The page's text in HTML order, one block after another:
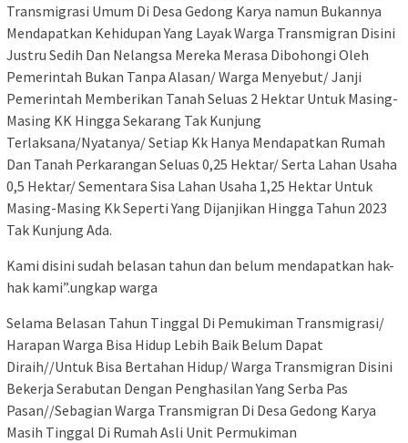
Transmigrasi Umum Di Desa Gedong Karya namun Bukannya
Mendapatkan Kehidupan Yang Layak Warga Transmigran Disini
Justru Sedih Dan Nelangsa Mereka Merasa Dibohongi Oleh
Pemerintah Bukan Tanpa Alasan/ Warga Menyebut/ Janji
Pemerintah Memberikan Tanah Seluas 2 Hektar Untuk Masing-
Masing KK Hingga Sekarang Tak Kunjung
Terlaksana/Nyatanya/ Setiap Kk Hanya Mendapatkan Rumah
Dan Tanah Perkarangan Seluas 0,25 Hektar/ Serta Lahan Usaha
0,5 Hektar/ Sementara Sisa Lahan Usaha 1,25 Hektar Untuk
Masing-Masing Kk Seperti Yang Dijanjikan Hingga Tahun 2023
Tak Kunjung Ada.
Kami disini sudah belasan tahun dan belum mendapatkan hak-
hak kami”.ungkap warga
Selama Belasan Tahun Tinggal Di Pemukiman Transmigrasi/
Harapan Warga Bisa Hidup Lebih Baik Belum Dapat
Diraih//Untuk Bisa Bertahan Hidup/ Warga Transmigran Disini
Bekerja Serabutan Dengan Penghasilan Yang Serba Pas
Pasan//Sebagian Warga Transmigran Di Desa Gedong Karya
Masih Tinggal Di Rumah Asli Unit Permukiman